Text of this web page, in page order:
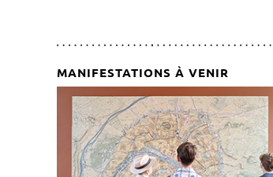
MANIFESTATIONS À VENIR